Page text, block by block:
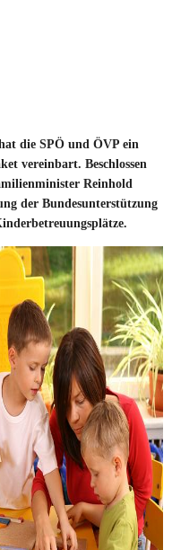
die SPÖ und ÖVP ein
vereinbart. Beschlossen
Reinhold
der Bundesunterstützung